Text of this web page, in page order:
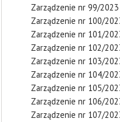
Zarządzenie nr 99/2023
Zarządzenie nr 100/
Zarządzenie nr 101/
Zarządzenie nr 102/
Zarządzenie nr 103/
Zarządzenie nr 104/
Zarządzenie nr 105/
Zarządzenie nr 106/
Zarządzenie nr 107/